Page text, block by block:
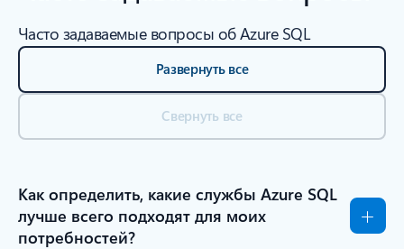
Часто задаваемые вопросы об Azure SQL
Развернуть все
Свернуть все
Как определить, какие службы Azure SQL
лучше всего подходят для моих
потребностей?